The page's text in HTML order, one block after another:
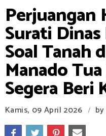
Perjuangan
Surati
Soal Tanah
Manado
Segera Beri
Kamis, 09 April 2026 / by